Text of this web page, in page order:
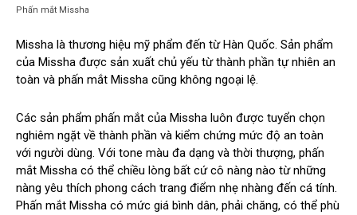
Phấn mắt Missha
Missha là thương hiệu mỹ phẩm đến từ Hàn Quốc. Sản phẩm
của Missha được sản xuất chủ yếu từ thành phần tự nhiên an
toàn và phấn mắt Missha cũng không ngoại lệ.
Các sản phẩm phấn mắt của Missha luôn được tuyển chọn
nghiêm ngặt về thành phần và kiểm chứng mức độ an toàn
với người dùng. Với tone màu đa dạng và thời thượng, phấn
mắt Missha có thể chiều lòng bất cứ cô nàng nào từ những
nàng yêu thích phong cách trang điểm nhẹ nhàng đến cá tính.
Phấn mắt Missha có mức giá bình dân, phải chăng, có thể phù